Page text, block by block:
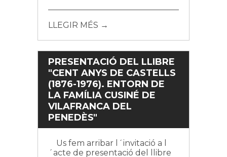
LLEGIR MÉS →
PRESENTACIÓ DEL LLIBRE
"CENT ANYS DE CASTELLS
(1876-1976). ENTORN DE
LA FAMÍLIA CUSINÉ DE
VILAFRANCA DEL
PENEDÈS"
Us fem arribar l´invitació a l
´acte de presentació del llibre